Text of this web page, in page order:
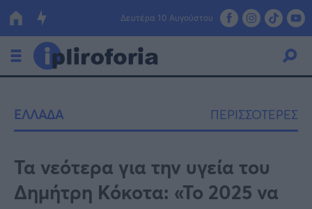
Δευτέρα 10 Αυγούστου
Οικονομία
Πολιτική
Τράπεζες
ΕΛΛΑΔΑ ΠΕΡΙΣΣΟΤΕΡΕΣ
Τα νεότερα για την υγεία του
Δημήτρη Κόκοτα: «Το 2025 να